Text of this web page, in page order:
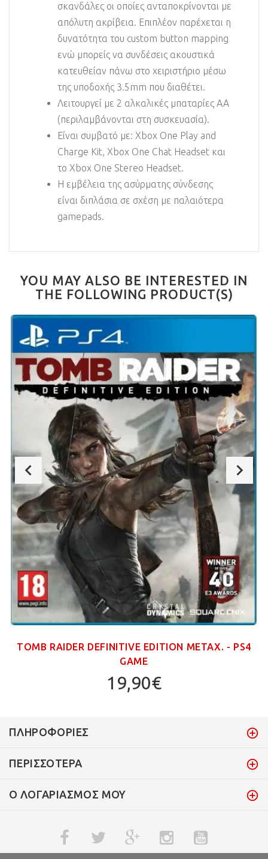
σκανδάλες οι οποίες ανταποκρίνονται με
απόλυτη ακρίβεια. Επιπλέον παρέχεται η
δυνατότητα του custom button mapping
ενώ μπορείς να συνδέσεις ακουστικά
κατευθείαν πάνω στο χειριστήριο μέσω
της υποδοχής 3.5mm που διαθέτει.
Λειτουργεί με 2 αλκαλικές μπαταρίες ΑΑ
(περιλαμβάνονται στη συσκευασία).
Είναι συμβατό με: Xbox One Play and
Charge Kit, Xbox One Chat Headset και
το Xbox One Stereo Headset.
H εμβέλεια της ασύρματης σύνδεσης
είναι διπλάσια σε σχέση με παλαιότερα
gamepads.
YOU MAY ALSO BE INTERESTED IN
THE FOLLOWING PRODUCT(S)
TOMB RAIDER DEFINITIVE EDITION ΜΕΤΑΧ. - PS4
GAME
19,90€
ΠΛΗΡΟΦΟΡΊΕΣ
ΠΕΡΙΣΣΌΤΕΡΑ
Ο ΛΟΓΑΡΙΑΣΜΌΣ ΜΟΥ